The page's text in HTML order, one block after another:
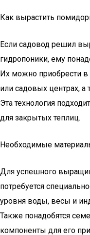
Как вырастить
Если садовод решил
гидропоники, ему
Их можно приобрести в
или садовых центрах, а
Эта технология
для закрытых теплиц.
Необходимые
Для успешного
потребуется
уровня воды, весы и
Также понадобятся
компоненты для его